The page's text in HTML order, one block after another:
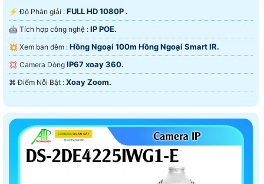
️⚡ Độ Phân giải : FULL HD 1080P .
🤖️ Tích hợp công nghệ : IP POE.
💥 Xem ban đêm : Hồng Ngoại 100m Hồng Ngoại Smart IR.
💢 Camera Dòng IP67 xoay 360.
️⌘ Điểm Nỗi Bật : Xoay Zoom.